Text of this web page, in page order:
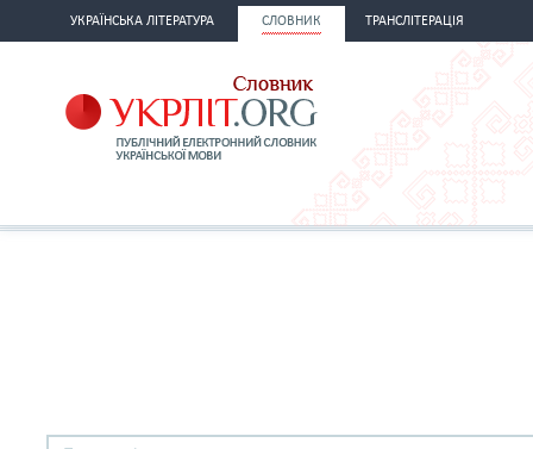
УКРАЇНСЬКА ЛІТЕРАТУРА СЛОВНИК ТРАНСЛІТЕРАЦІЯ